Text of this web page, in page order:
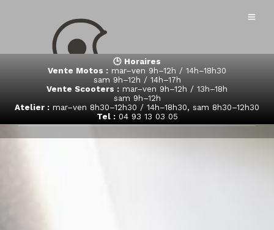
🕒 Horaires
Vente Motos : mar–ven 9h–12h / 14h–18h30
sam 9h–12h / 14h–17h
Vente Scooters : mar–ven 9h–12h / 13h–18h
sam 9h–12h
Atelier : mar–ven 8h30–12h30 / 14h–18h30, sam 8h30–12h30
Tel :04 93 13 03 05